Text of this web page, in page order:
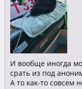
И вообще иногда
срать из под
А то как-то совсем